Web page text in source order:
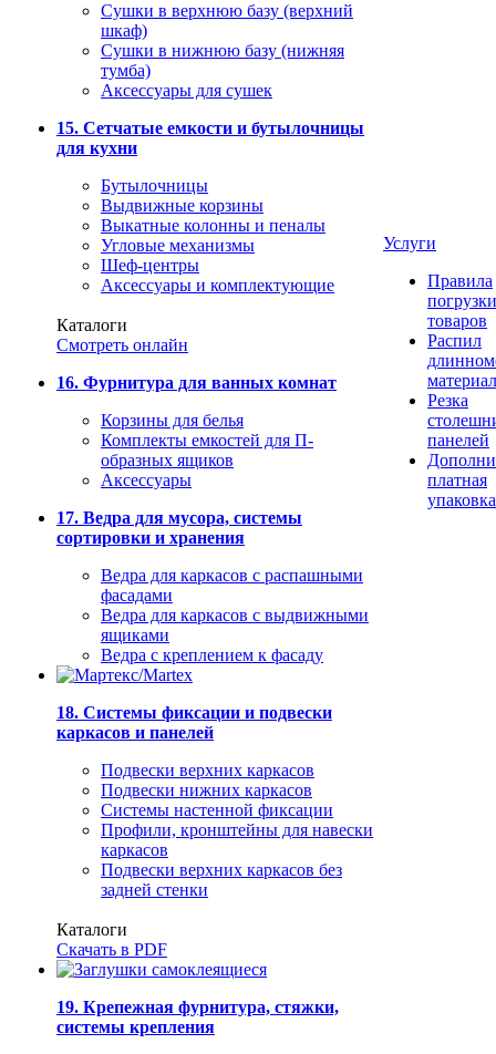
Сушки в верхнюю базу (верхний
шкаф)
Сушки в нижнюю базу (нижняя
тумба)
Аксессуары для сушек
15. Сетчатые емкости и бутылочницы
для кухни
Бутылочницы
Выдвижные корзины
Выкатные колонны и пеналы
Угловые механизмы
Шеф-центры
Аксессуары и комплектующие
Каталоги
Смотреть онлайн
16. Фурнитура для ванных комнат
Корзины для белья
Комплекты емкостей для П-
образных ящиков
Аксессуары
17. Ведра для мусора, системы
сортировки и хранения
Ведра для каркасов с распашными
фасадами
Ведра для каркасов с выдвижными
ящиками
Ведра с креплением к фасаду
18. Системы фиксации и подвески
каркасов и панелей
Подвески верхних каркасов
Подвески нижних каркасов
Системы настенной фиксации
Профили, кронштейны для навески
каркасов
Подвески верхних каркасов без
задней стенки
Каталоги
Скачать в PDF
19. Крепежная фурнитура, стяжки,
системы крепления
Услуги
Правила
погрузки
товаров
Распил
Резка
панелей
платная
упаковка